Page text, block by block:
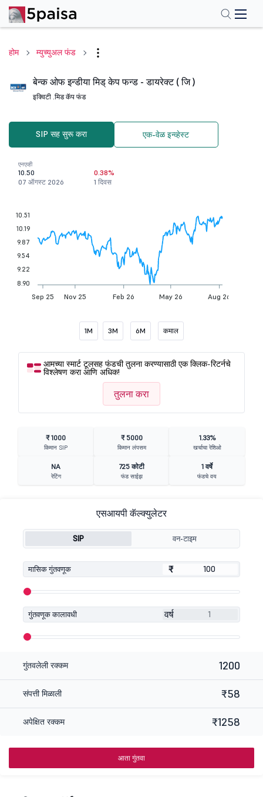
होम म्युच्युअल फंड
बेन्क ओफ इन्डीया मिड् केप फन्ड - डायरेक्ट ( जि )
इक्विटी .मिड कॅप फंड
SIP सह सुरू करा एक-वेळ इन्व्हेस्ट
एनएव्ही
10.50
07 ऑगस्ट 2026
0.38%
1 दिवस
Sep 25 Nov 25 Feb 26 May 26 Aug 26
10.51
10.19
9.87
9.54
9.22
8.90
1M 3M 6M कमाल
आमच्या स्मार्ट टूलसह फंडची तुलना करण्यासाठी एक क्लिक-रिटर्नचे
विश्लेषण करा आणि अधिक!
तुलना करा
₹ 1000
किमान SIP
₹ 5000
किमान लंपसम
1.33%
खर्चाचा रेशिओ
NA
रेटिंग
725 कोटी
फंड साईझ
1 वर्षे
फंडचे वय
एसआयपी कॅल्क्युलेटर
SIP वन-टाइम
मासिक गुंतवणूक ₹
₹
गुंतवणूक कालावधी वर्ष
गुंतवलेली रक्कम 1200
संपत्ती मिळाली ₹58
अपेक्षित रक्कम ₹1258
आता गुंतवा